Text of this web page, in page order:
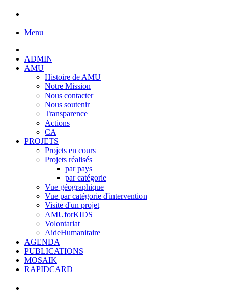
Menu
ADMIN
AMU
Histoire de AMU
Notre Mission
Nous contacter
Nous soutenir
Transparence
Actions
CA
PROJETS
Projets en cours
Projets réalisés
par pays
par catégorie
Vue géographique
Vue par catégorie d'intervention
Visite d'un projet
AMUforKIDS
Volontariat
AideHumanitaire
AGENDA
PUBLICATIONS
MOSAIK
RAPIDCARD